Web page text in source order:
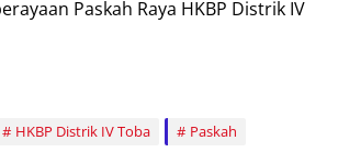
Paskah Raya HKBP Distrik IV
HKBP Distrik IV Toba Paskah